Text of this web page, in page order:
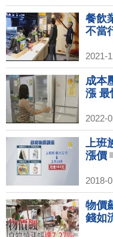
餐飲
不當
2021-
成本
漲 最
2022-
上班
漲價
2018-
物價
錢如